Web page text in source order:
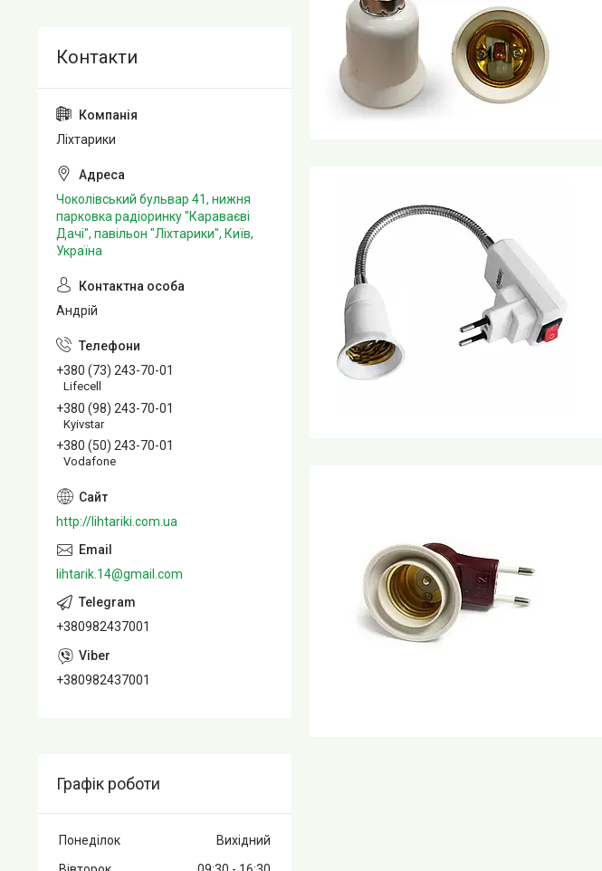
Ліхтарики
Чоколівський бульвар 41, нижня
парковка радіоринку "Караваєві
Дачі", павільон "Ліхтарики", Київ,
Україна
Андрій
+380 (73) 243-70-01
Lifecell
+380 (98) 243-70-01
Kyivstar
+380 (50) 243-70-01
Vodafone
http://lihtariki.com.ua
lihtarik.14@gmail.com
+380982437001
+380982437001
Графік роботи
Понеділок
Вихідний